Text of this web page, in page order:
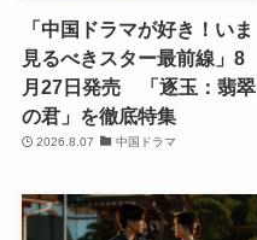
「中国ドラマが好き！いま
見るべきスター最前線」8
月27日発売 「逐玉：翡翠
の君」を徹底特集
2026.8.07 中国ドラマ